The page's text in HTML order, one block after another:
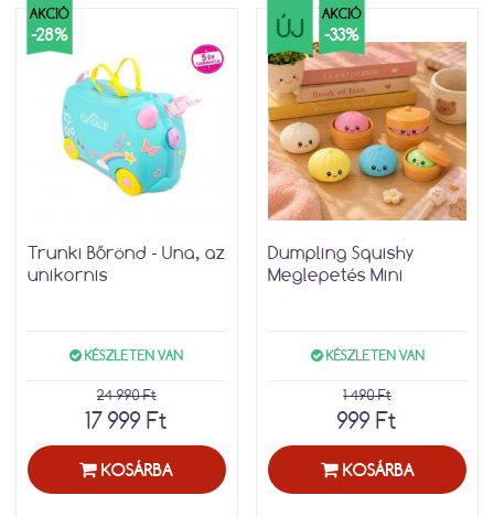
AKCIÓ
-28%
Trunki Bőrönd - Una, az
unikornis
KÉSZLETEN VAN
24 990 Ft
17 999 Ft
KOSÁRBA
ÚJ AKCIÓ
-33%
Dumpling Squishy
Meglepetés Mini
KÉSZLETEN VAN
1 490 Ft
999 Ft
KOSÁRBA